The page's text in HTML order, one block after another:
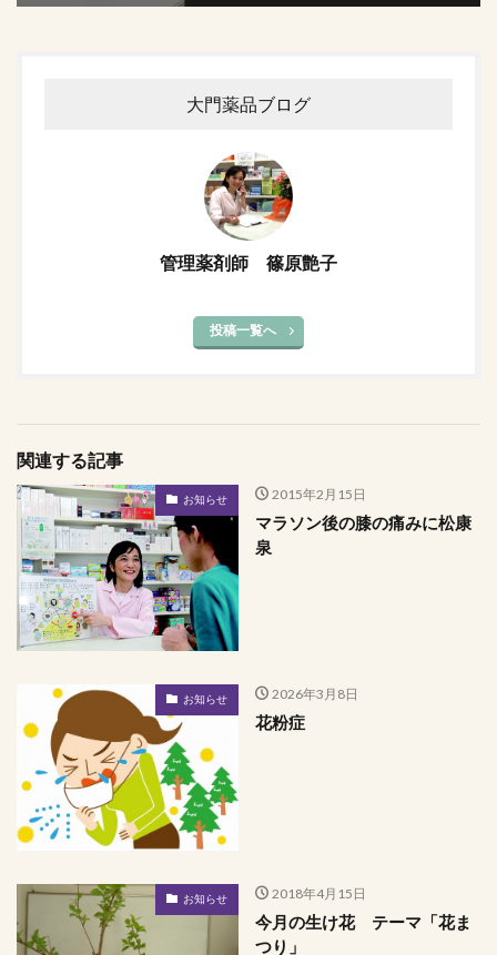
大門薬品ブログ
管理薬剤師 篠原艶子
投稿一覧へ
関連する記事
お知らせ 2015年2月15日
マラソン後の膝の痛みに松康
泉
お知らせ 2026年3月8日
花粉症
お知らせ 2018年4月15日
今月の生け花 テーマ「花ま
つり」